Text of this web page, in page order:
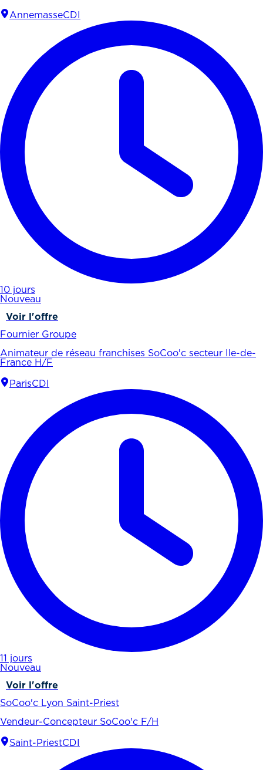
AnnemasseCDI
10 jours
Nouveau
Voir l'offre
Fournier Groupe
Animateur de réseau franchises SoCoo'c secteur Ile-de-
France H/F
ParisCDI
11 jours
Nouveau
Voir l'offre
SoCoo'c Lyon Saint-Priest
Vendeur-Concepteur SoCoo'c F/H
Saint-PriestCDI